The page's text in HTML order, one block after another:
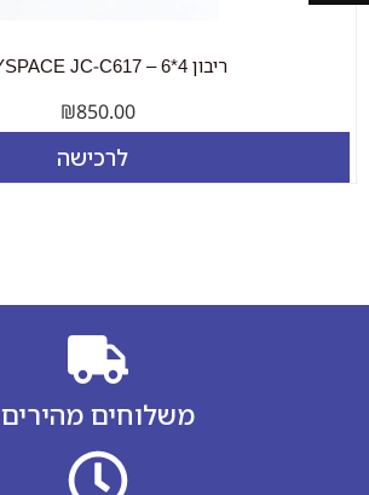
ריבון 8*6 – JOYSPACE JC-C617
משלוחים מהירים